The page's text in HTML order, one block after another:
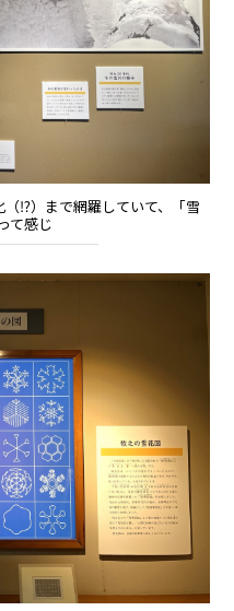
⁉）まで網羅していて、「雪
て感じ